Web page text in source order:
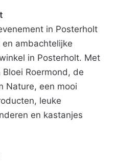
in Posterholt
ambachtelijke
in Posterholt. Met
Roermond, de
Nature, een mooi
leuke
en kastanjes